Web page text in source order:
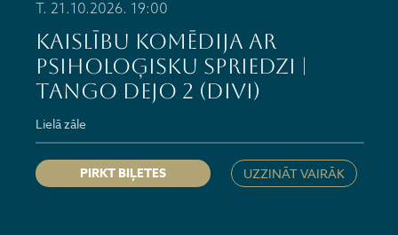
T. 21.10.2026. 19:00
Kaislību komēdija ar
psiholoģisku spriedzi |
TANGO DEJO 2 (DIVI)
Lielā zāle
PIRKT BIĻETES UZZINĀT VAIRĀK